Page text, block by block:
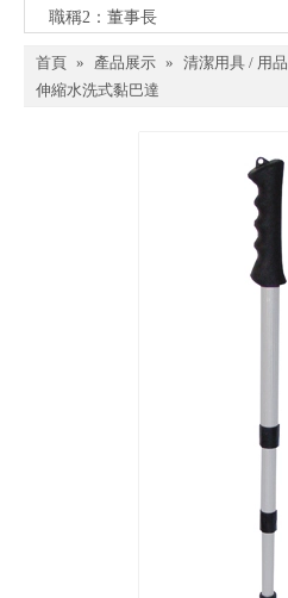
職稱2：董事長
首頁 » 產品展示 » 清潔用具 / 用品
伸縮水洗式黏巴達